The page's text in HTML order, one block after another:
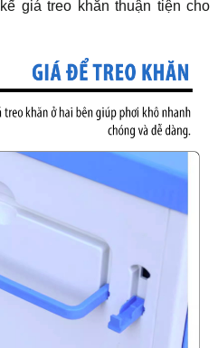
giá treo khăn thuận tiện cho